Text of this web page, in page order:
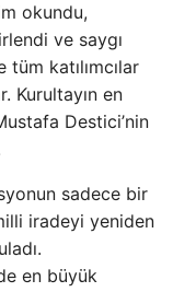
okundu,
ve saygı
tüm katılımcılar
Kurultayın en
Destici’nin
sadece bir
iradeyi yeniden
en büyük